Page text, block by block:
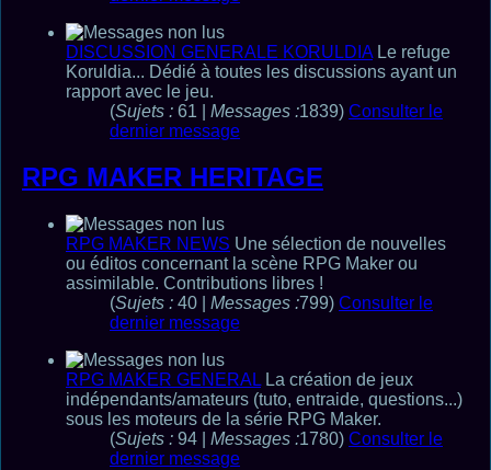
DISCUSSION GENERALE KORULDIA Le refuge
Koruldia... Dédié à toutes les discussions ayant un
rapport avec le jeu.
(Sujets : 61 | Messages :1839) Consulter le
dernier message
RPG MAKER HERITAGE
RPG MAKER NEWS Une sélection de nouvelles
ou éditos concernant la scène RPG Maker ou
assimilable. Contributions libres !
(Sujets : 40 | Messages :799) Consulter le
dernier message
RPG MAKER GENERAL La création de jeux
indépendants/amateurs (tuto, entraide, questions...)
sous les moteurs de la série RPG Maker.
(Sujets : 94 | Messages :1780) Consulter le
dernier message